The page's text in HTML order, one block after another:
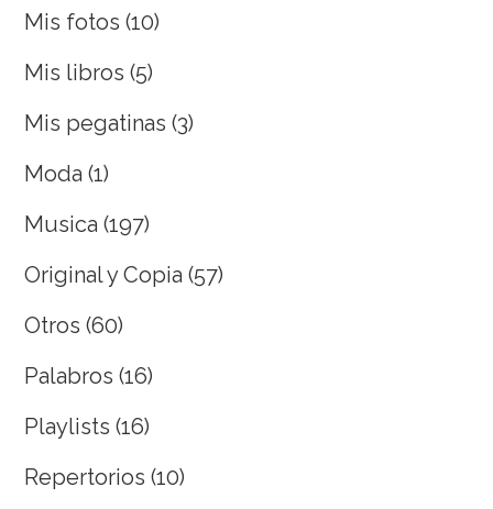
Mis fotos (10)
Mis libros (5)
Mis pegatinas (3)
Moda (1)
Musica (197)
Original y Copia (57)
Otros (60)
Palabros (16)
Playlists (16)
Repertorios (10)